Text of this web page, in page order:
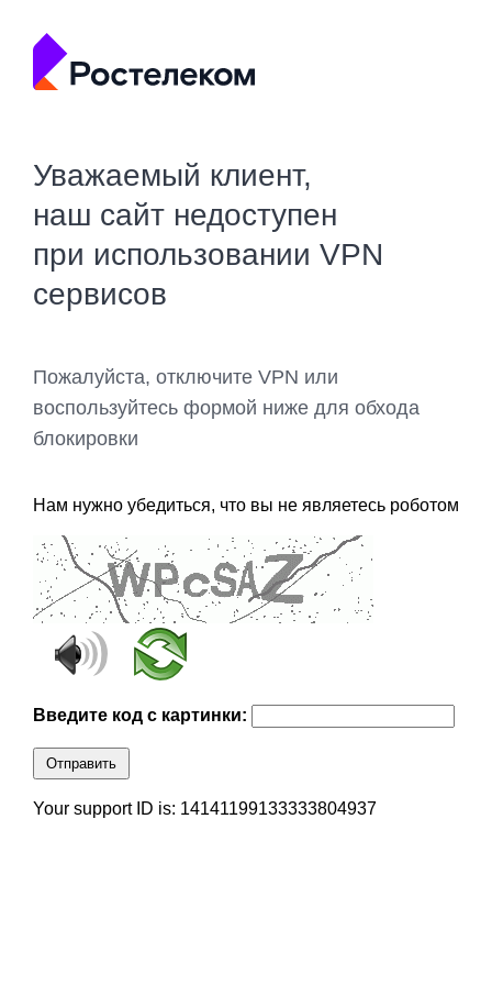
Уважаемый клиент,
наш сайт недоступен
при использовании VPN
сервисов
Пожалуйста, отключите VPN или
воспользуйтесь формой ниже для обхода
блокировки
Нам нужно убедиться, что вы не являетесь роботом
Введите код с картинки:
Отправить
Your support ID is: 14141199133333804937